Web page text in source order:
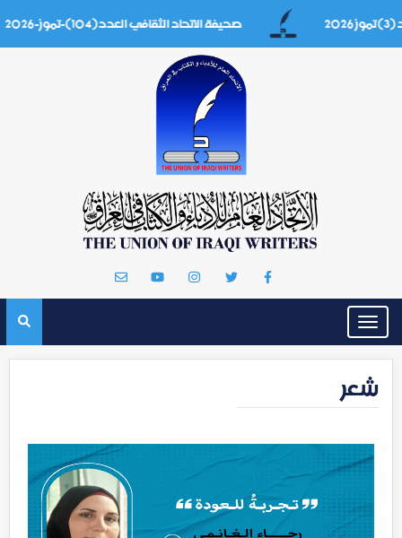
صحيفة الاتحاد الثقافي العدد(104)-تموز-2026
Toggle
navigation
شعر